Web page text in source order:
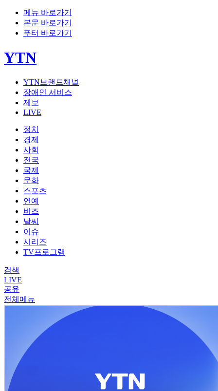
메뉴 바로가기
본문 바로가기
푸터 바로가기
YTN
YTN브랜드채널
장애인 서비스
제보
LIVE
정치
경제
사회
전국
국제
문화
스포츠
연예
비즈
날씨
이슈
시리즈
TV프로그램
검색
LIVE
공유
전체메뉴